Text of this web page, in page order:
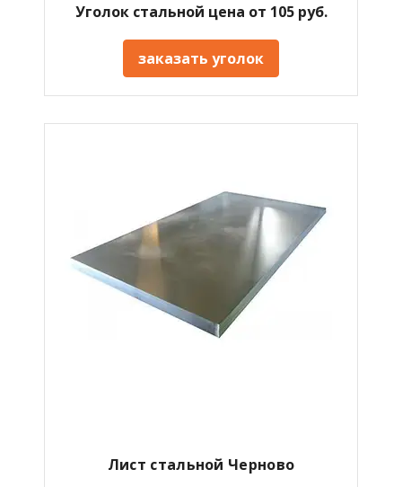
Уголок стальной цена от 105 руб.
заказать уголок
Лист стальной Черново